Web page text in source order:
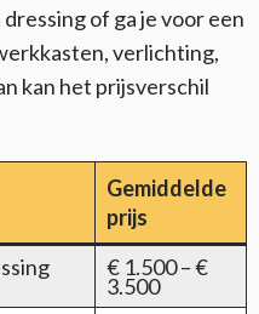
of ga je voor een
verlichting,
kan het prijsverschil
Gemiddelde
prijs
€ 1.500 – €
3.500